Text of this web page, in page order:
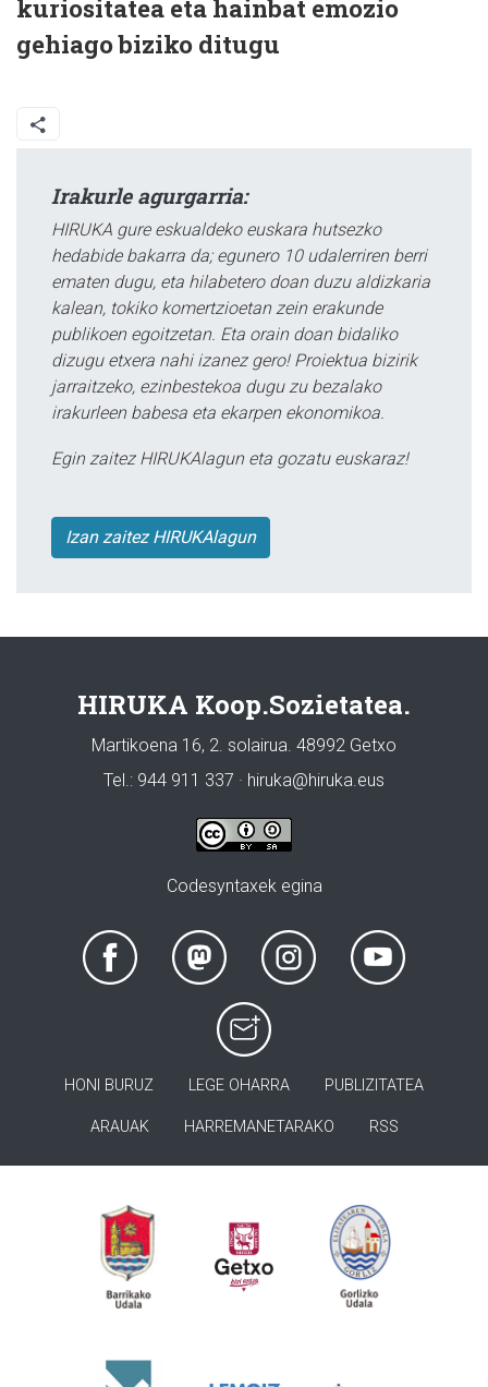
kuriositatea eta hainbat emozio
gehiago biziko ditugu
Irakurle agurgarria:
HIRUKA gure eskualdeko euskara hutsezko
hedabide bakarra da; egunero 10 udalerriren berri
ematen dugu, eta hilabetero doan duzu aldizkaria
kalean, tokiko komertzioetan zein erakunde
publikoen egoitzetan. Eta orain doan bidaliko
dizugu etxera nahi izanez gero! Proiektua bizirik
jarraitzeko, ezinbestekoa dugu zu bezalako
irakurleen babesa eta ekarpen ekonomikoa.
Egin zaitez HIRUKAlagun eta gozatu euskaraz!
Izan zaitez HIRUKAlagun
HIRUKA Koop.Sozietatea.
Martikoena 16, 2. solairua. 48992 Getxo
Tel.: 944 911 337 · hiruka@hiruka.eus
Codesyntaxek egina
HONI BURUZ LEGE OHARRA PUBLIZITATEA
ARAUAK HARREMANETARAKO RSS